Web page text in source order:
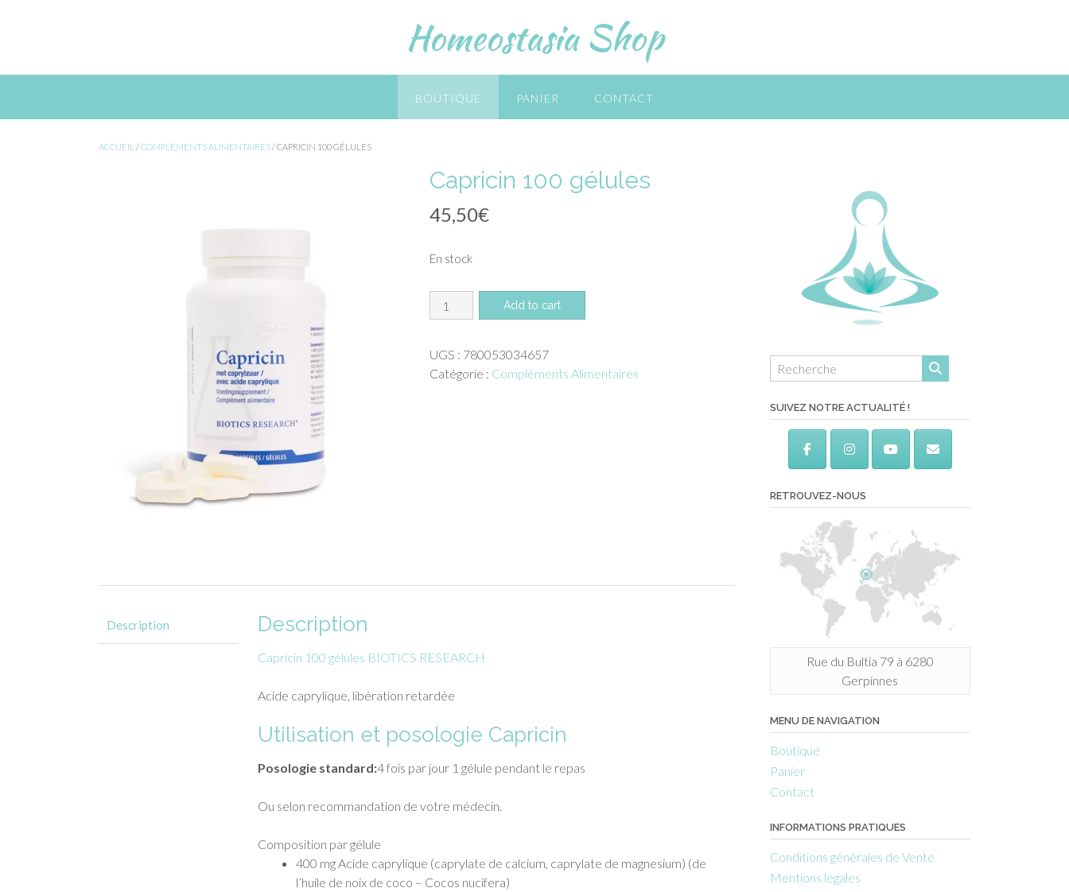
Homeostasia Shop
BOUTIQUE PANIER CONTACT
ACCUEIL /COMPLÉMENTS ALIMENTAIRES/ CAPRICIN 100 GÉLULES
Capricin 100 gélules
45,50€
En stock
quantité
de
100
gélules
Add to cart
UGS : 780053034657
Catégorie : Compléments Alimentaires
Description Description
Capricin 100 gélules BIOTICS RESEARCH
Acide caprylique, libération retardée
Utilisation et posologie Capricin
Posologie standard:4 fois par jour 1 gélule pendant le repas
Ou selon recommandation de votre médecin.
Composition par gélule
400 mg Acide caprylique (caprylate de calcium, caprylate de magnesium) (de
l’huile de noix de coco – Cocos nucifera)
SUIVEZ NOTRE ACTUALITÉ !
RETROUVEZ-NOUS
Rue du Bultia 79 à 6280
Gerpinnes
MENU DE NAVIGATION
Boutique
Panier
Contact
INFORMATIONS PRATIQUES
Conditions générales de Vente
Mentions légales